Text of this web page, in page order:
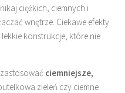
ciężkich, ciemnych i
wnętrze. Ciekawe efekty
konstrukcje, które nie
ciemniejsze,
zieleń czy ciemne